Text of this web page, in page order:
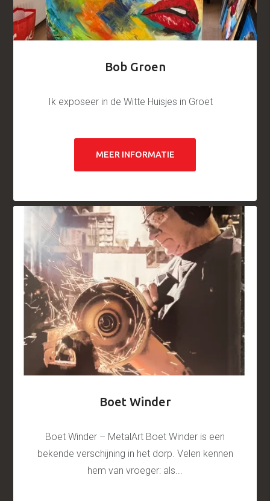
Bob Groen
Ik exposeer in de Witte Huisjes in Groet
MEER INFORMATIE
Boet Winder
Boet Winder – MetalArt Boet Winder is een
bekende verschijning in het dorp. Velen kennen
hem van vroeger: als...